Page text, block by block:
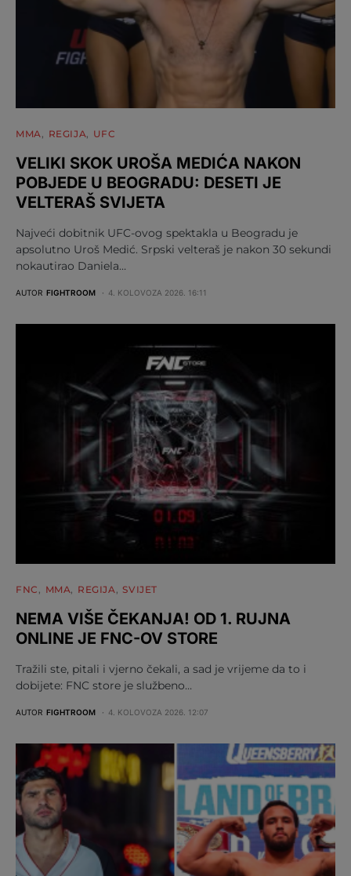
MMA REGIJA UFC
VELIKI SKOK UROŠA MEDIĆA NAKON
POBJEDE U BEOGRADU: DESETI JE
VELTERAŠ SVIJETA
Najveći dobitnik UFC-ovog spektakla u Beogradu je
apsolutno Uroš Medić. Srpski velteraš je nakon 30 sekundi
nokautirao Daniela…
AUTOR FIGHTROOM 4. KOLOVOZA 2026. 16:11
FNC MMA REGIJA SVIJET
NEMA VIŠE ČEKANJA! OD 1. RUJNA
ONLINE JE FNC-OV STORE
Tražili ste, pitali i vjerno čekali, a sad je vrijeme da to i
dobijete: FNC store je službeno…
AUTOR FIGHTROOM 4. KOLOVOZA 2026. 12:07